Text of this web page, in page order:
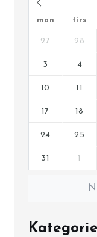
man tirs
27 28
3 4
10 11
17 18
24 25
31 1